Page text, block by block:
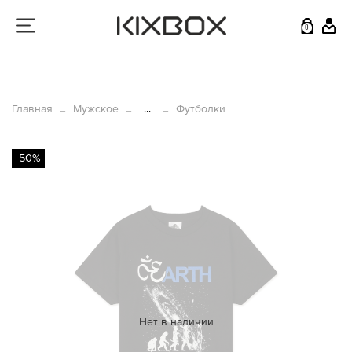
0
Главная Мужское ... Футболки
Нет в наличии
-50%